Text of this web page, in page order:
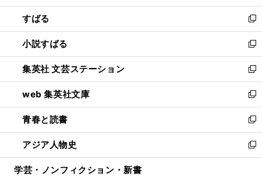
開
く
ウ
で
開
く
ン
ド
ウ
で
開
く
すばる
新
し
い
ウ
ィ
ン
ド
ウ
で
開
く
小説すばる
新
し
い
ウ
ィ
ン
ド
ウ
で
開
集英社 文芸ステーション
新
し
い
ウ
ィ
ン
ド
ウ
web 集英社文庫
新
し
い
ウ
ィ
ン
青春と読書
新
し
い
ウ
アジア人物史
新
し
学芸・ノンフィクション・新書